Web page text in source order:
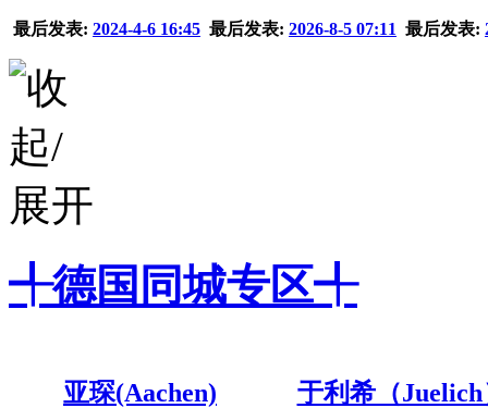
最后发表: 2024-4-6 16:45 最后发表: 2026-8-5 07:11 最后发表:
╃德国同城专区╃
亚琛(Aachen) 于利希（Juelich